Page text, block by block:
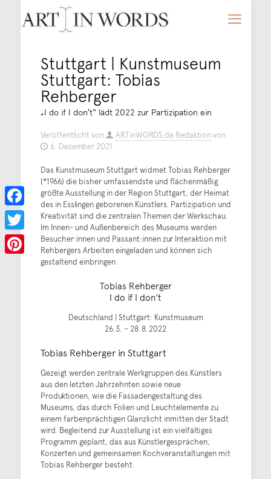
Stuttgart | Kunstmuseum
Stuttgart: Tobias
Rehberger
„I do if I donʼt“ lädt 2022 zur Partizipation ein
Veröffentlicht von ARTinWORDS.de Redaktionvon
6. Dezember 2021
Das Kunstmuseum Stuttgart widmet Tobias Rehberger
(*1966) die bisher umfassendste und flächenmäßig
größte Ausstellung in der Region Stuttgart, der Heimat
des in Esslingen geborenen Künstlers. Partizipation und
Kreativität sind die zentralen Themen der Werkschau.
Im Innen- und Außenbereich des Museums werden
Besucher:innen und Passant:innen zur Interaktion mit
Rehbergers Arbeiten eingeladen und können sich
gestaltend einbringen.
Tobias Rehberger
I do if I donʼt
Deutschland | Stuttgart: Kunstmuseum
26.3. – 28.8.2022
Tobias Rehberger in Stuttgart
Gezeigt werden zentrale Werkgruppen des Künstlers
aus den letzten Jahrzehnten sowie neue
Produktionen, wie die Fassadengestaltung des
Museums, das durch Folien und Leuchtelemente zu
einem farbenprächtigen Glanzlicht inmitten der Stadt
wird. Begleitend zur Ausstellung ist ein vielfältiges
Programm geplant, das aus Künstlergesprächen,
Konzerten und gemeinsamen Kochveranstaltungen mit
Tobias Rehberger besteht.
Facebook
Twitter